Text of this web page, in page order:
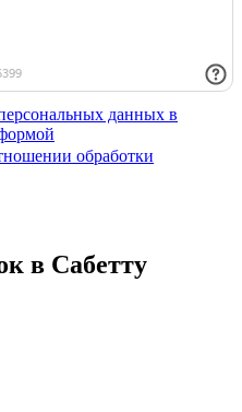
данных в
обработки
в Сабетту